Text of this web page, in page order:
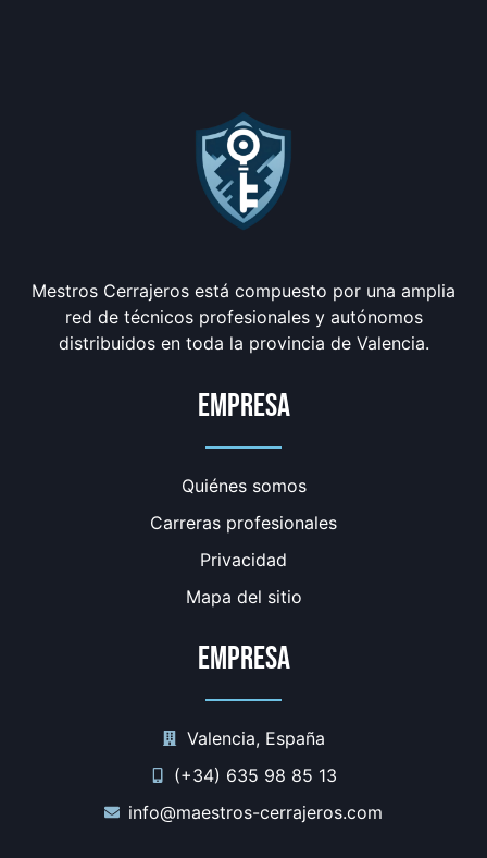
Mestros Cerrajeros está compuesto por una amplia
red de técnicos profesionales y autónomos
distribuidos en toda la provincia de Valencia.
Empresa
Quiénes somos
Carreras profesionales
Privacidad
Mapa del sitio
Empresa
Valencia, España
(+34) 635 98 85 13
info@maestros-cerrajeros.com